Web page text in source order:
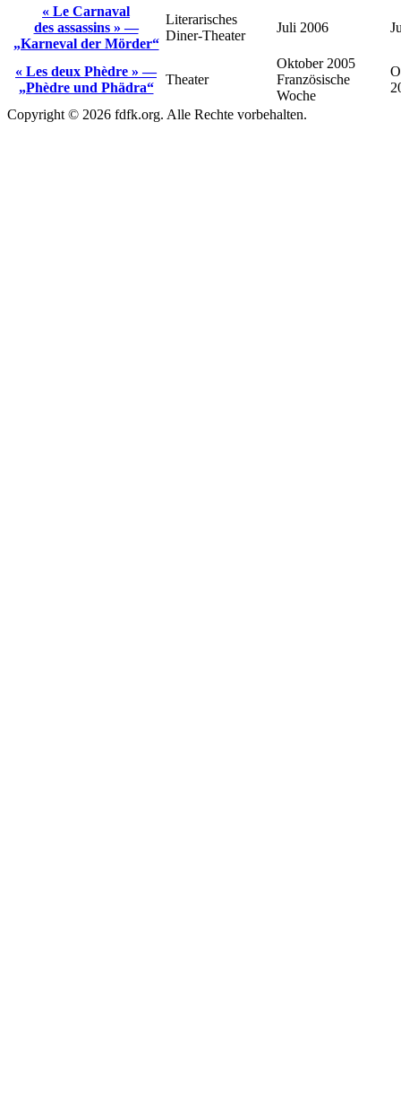
« Le Carnaval
des assassins » —
„Karneval der Mörder“
Literarisches
Diner‑Theater
Juli 2006
« Les deux Phèdre » —
„Phèdre und Phädra“
Theater
Oktober 2005
Französische
Woche
Copyright © 2026 fdfk.org. Alle Rechte vorbehalten.